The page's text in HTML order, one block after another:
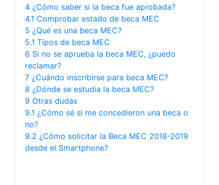
4 ¿Cómo saber si la beca fue aprobada?
4.1 Comprobar estado de beca MEC
5 ¿Qué es una beca MEC?
5.1 Tipos de beca MEC
6 Si no se aprueba la beca MEC, ¿puedo
reclamar?
7 ¿Cuándo inscribirse para beca MEC?
8 ¿Dónde se estudia la beca MEC?
9 Otras dudas
9.1 ¿Cómo sé si me concedieron una beca o
no?
9.2 ¿Cómo solicitar la Beca MEC 2018-2019
desde el Smartphone?